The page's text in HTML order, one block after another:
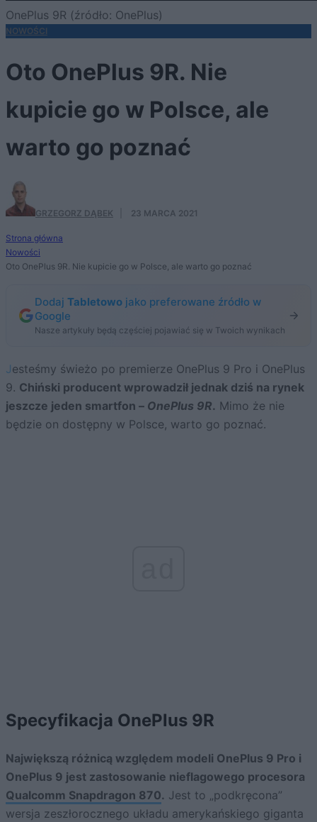
OnePlus 9R (źródło: OnePlus)
NOWOŚCI
Oto OnePlus 9R. Nie
kupicie go w Polsce, ale
warto go poznać
GRZEGORZ DĄBEK 23 MARCA 2021
Strona główna
Nowości
Oto OnePlus 9R. Nie kupicie go w Polsce, ale warto go poznać
Dodaj Tabletowo jako preferowane źródło w
Google
Nasze artykuły będą częściej pojawiać się w Twoich wynikach
Jesteśmy świeżo po premierze OnePlus 9 Pro i OnePlus
9. Chiński producent wprowadził jednak dziś na rynek
jeszcze jeden smartfon – OnePlus 9R. Mimo że nie
będzie on dostępny w Polsce, warto go poznać.
Specyfikacja OnePlus 9R
Największą różnicą względem modeli OnePlus 9 Pro i
OnePlus 9 jest zastosowanie nieflagowego procesora
Qualcomm Snapdragon 870. Jest to „podkręcona”
wersja zeszłorocznego układu amerykańskiego giganta